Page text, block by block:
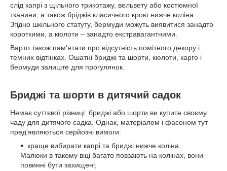
слід капрі з щільного трикотажу, вельвету або костюмної
тканини, а також бріджів класичного крою нижче коліна.
Згідно шкільного статуту, бермуди можуть виявитися занадто
короткими, а кюлоти – занадто екстравагантними.
Варто також пам'ятати про відсутність помітного декору і
темних відтінках. Ошатні бриджі та шорти, кюлоти, карго і
бермуди залиште для прогулянок.
Бриджі та шорти в дитячий садок
Немає суттєвої різниці: бриджі або шорти ви купите своєму
чаду для дитячого садка. Однак, матеріалом і фасоном тут
пред'являються серйозні вимоги:
краще вибирати капрі та бриджі нижче коліна.
Малюки в такому віці багато повзають на колінах, вони
повинні бути захищені;